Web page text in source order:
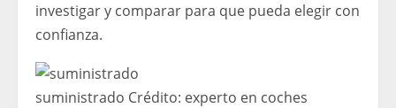
investigar y comparar para que pueda elegir con
confianza.
suministrado Crédito: experto en coches